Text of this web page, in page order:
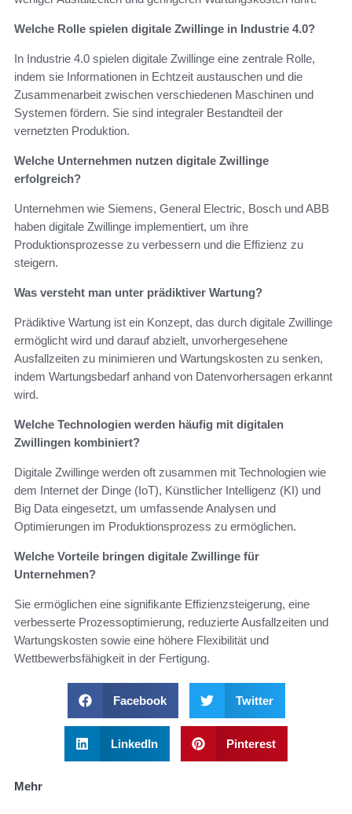
Welche Rolle spielen digitale Zwillinge in Industrie 4.0?
In Industrie 4.0 spielen digitale Zwillinge eine zentrale Rolle,
indem sie Informationen in Echtzeit austauschen und die
Zusammenarbeit zwischen verschiedenen Maschinen und
Systemen fördern. Sie sind integraler Bestandteil der
vernetzten Produktion.
Welche Unternehmen nutzen digitale Zwillinge
erfolgreich?
Unternehmen wie Siemens, General Electric, Bosch und ABB
haben digitale Zwillinge implementiert, um ihre
Produktionsprozesse zu verbessern und die Effizienz zu
steigern.
Was versteht man unter prädiktiver Wartung?
Prädiktive Wartung ist ein Konzept, das durch digitale Zwillinge
ermöglicht wird und darauf abzielt, unvorhergesehene
Ausfallzeiten zu minimieren und Wartungskosten zu senken,
indem Wartungsbedarf anhand von Datenvorhersagen erkannt
wird.
Welche Technologien werden häufig mit digitalen
Zwillingen kombiniert?
Digitale Zwillinge werden oft zusammen mit Technologien wie
dem Internet der Dinge (IoT), Künstlicher Intelligenz (KI) und
Big Data eingesetzt, um umfassende Analysen und
Optimierungen im Produktionsprozess zu ermöglichen.
Welche Vorteile bringen digitale Zwillinge für
Unternehmen?
Sie ermöglichen eine signifikante Effizienzsteigerung, eine
verbesserte Prozessoptimierung, reduzierte Ausfallzeiten und
Wartungskosten sowie eine höhere Flexibilität und
Wettbewerbsfähigkeit in der Fertigung.
Facebook Twitter
LinkedIn Pinterest
Mehr